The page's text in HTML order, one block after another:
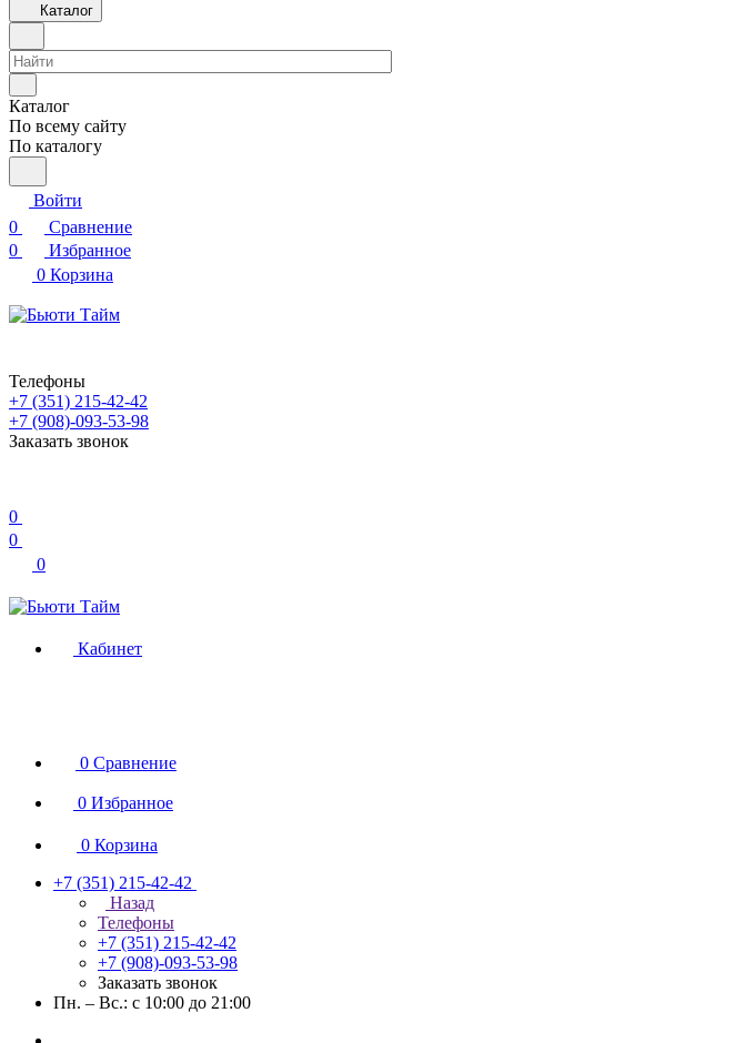
Каталог
Каталог
По всему сайту
По каталогу
Войти
0
Сравнение
0
Избранное
0 Корзина
Телефоны
+7 (351) 215-42-42
+7 (908)-093-53-98
Заказать звонок
0
0
0
Кабинет
0 Сравнение
0 Избранное
0 Корзина
+7 (351) 215-42-42
Назад
Телефоны
+7 (351) 215-42-42
+7 (908)-093-53-98
Заказать звонок
Пн. – Вс.: с 10:00 до 21:00